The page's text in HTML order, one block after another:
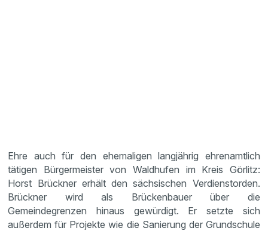
Ehre auch für den ehemaligen langjährig ehrenamtlich
tätigen Bürgermeister von Waldhufen im Kreis Görlitz:
Horst Brückner erhält den sächsischen Verdienstorden.
Brückner wird als Brückenbauer über die
Gemeindegrenzen hinaus gewürdigt. Er setzte sich
außerdem für Projekte wie die Sanierung der Grundschule